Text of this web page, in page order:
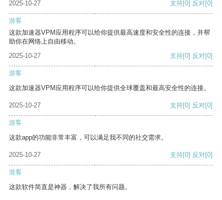
2025-10-27 支持[0] 反对[0]
游客
这款加速器VPM应用程序可以给你提供最高速度和安全性的连接，并帮
助你在网络上自由移动。
2025-10-27
支持[0] 反对[0]
游客
这款加速器VPM应用程序可以给你提供全球覆盖和最高安全性的连接。
2025-10-27 支持[0] 反对[0]
游客
这款app的功能非常丰富，可以满足我不同的社交需求。
2025-10-27 支持[0] 反对[0]
游客
这款软件简直是神器，解决了我所有问题。